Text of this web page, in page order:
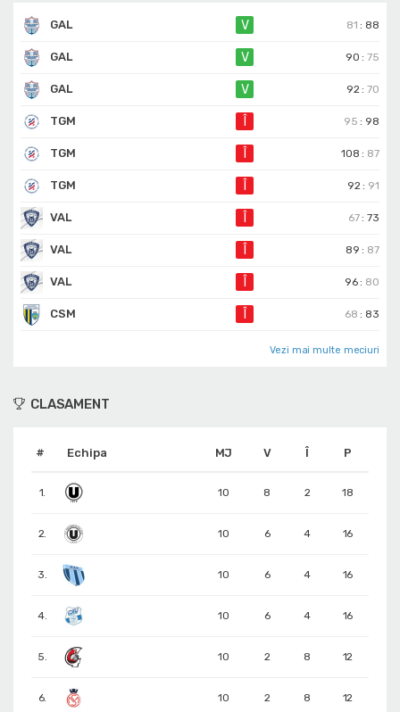
GAL V 81 : 88
GAL V 90 :75
GAL V 92 :70
TGM 95 : 98
TGM 108 : 87
TGM 92 : 91
VAL 67 :73
VAL 89 : 87
VAL 96 : 80
CSM 68 : 83
Vezi mai multe meciuri
CLASAMENT
# Echipa MJ V Î P
1. 10 8 2 18
2. 10 6 4 16
3. 10 6 4 16
4. 10 6 4 16
5. 10 2 8 12
6. 10 2 8 12